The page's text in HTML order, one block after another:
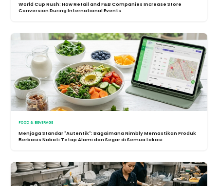
World Cup Rush: How Retail and F&B Companies Increase Store
Conversion During International Events
FOOD & BEVERAGE
Menjaga Standar "Autentik": Bagaimana Nimbly Memastikan Produk
Berbasis Nabati Tetap Alami dan Segar di Semua Lokasi